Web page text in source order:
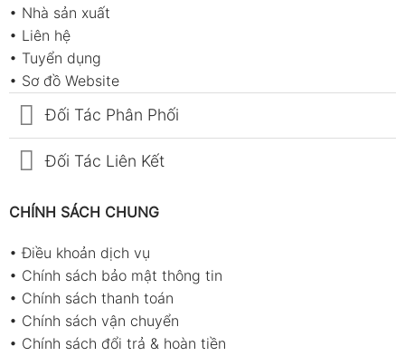
• Nhà sản xuất
• Liên hệ
• Tuyển dụng
• Sơ đồ Website
Đối Tác Phân Phối
Đối Tác Liên Kết
CHÍNH SÁCH CHUNG
•Điều khoản dịch vụ
• Chính sách bảo mật thông tin
• Chính sách thanh toán
• Chính sách vận chuyển
• Chính sách đổi trả & hoàn tiền